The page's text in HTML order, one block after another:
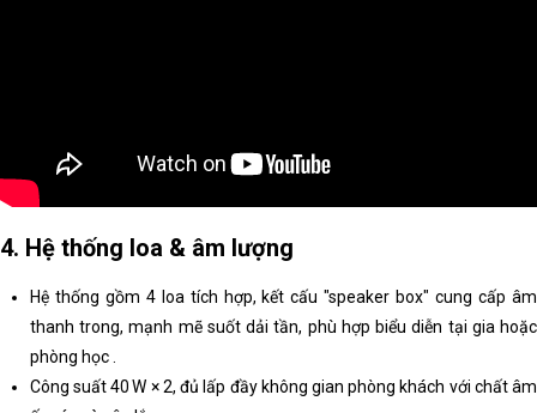
4. Hệ thống loa & âm lượng
Hệ thống gồm 4 loa tích hợp, kết cấu "speaker box" cung cấp âm
thanh trong, mạnh mẽ suốt dải tần, phù hợp biểu diễn tại gia hoặc
phòng học .
Công suất 40 W × 2, đủ lấp đầy không gian phòng khách với chất âm